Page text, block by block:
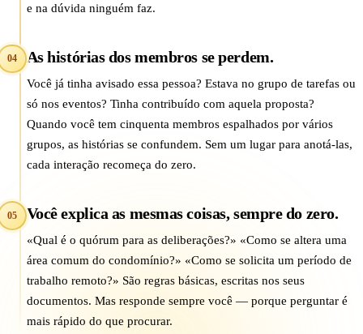
e na dúvida ninguém faz.
04 As histórias dos membros se perdem.
Você já tinha avisado essa pessoa? Estava no grupo de tarefas ou
só nos eventos? Tinha contribuído com aquela proposta?
Quando você tem cinquenta membros espalhados por vários
grupos, as histórias se confundem. Sem um lugar para anotá-las,
cada interação recomeça do zero.
05 Você explica as mesmas coisas, sempre do zero.
«Qual é o quórum para as deliberações?» «Como se altera uma
área comum do condomínio?» «Como se solicita um período de
trabalho remoto?» São regras básicas, escritas nos seus
documentos. Mas responde sempre você — porque perguntar é
mais rápido do que procurar.